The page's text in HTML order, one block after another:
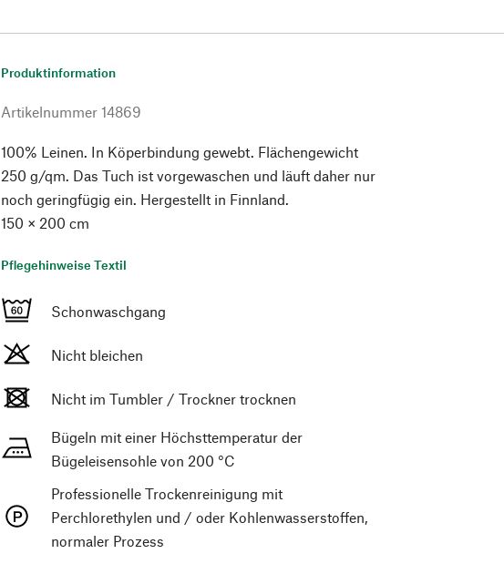
Produktinformation
Artikelnummer 14869
100% Leinen. In Köperbindung gewebt. Flächengewicht
250 g/qm. Das Tuch ist vorgewaschen und läuft daher nur
noch geringfügig ein. Hergestellt in Finnland.
150 × 200 cm
Pflegehinweise Textil
Schonwaschgang
Nicht bleichen
Nicht im Tumbler / Trockner trocknen
Bügeln mit einer Höchsttemperatur der
Bügeleisensohle von 200 °C
Professionelle Trockenreinigung mit
Perchlorethylen und / oder Kohlenwasserstoffen,
normaler Prozess